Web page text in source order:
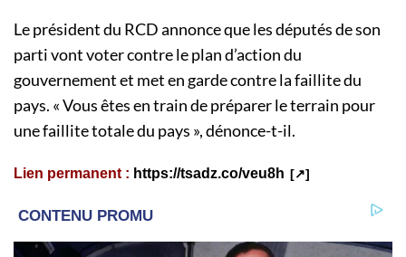
Le président du RCD annonce que les députés de son
parti vont voter contre le plan d’action du
gouvernement et met en garde contre la faillite du
pays. « Vous êtes en train de préparer le terrain pour
une faillite totale du pays », dénonce-t-il.
Lien permanent : https://tsadz.co/veu8h